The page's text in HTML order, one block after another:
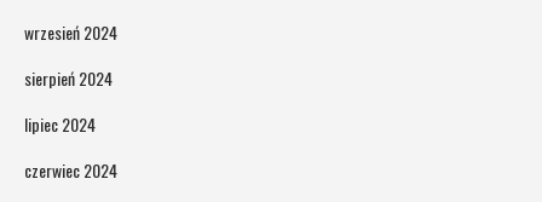
wrzesień 2024
sierpień 2024
lipiec 2024
czerwiec 2024